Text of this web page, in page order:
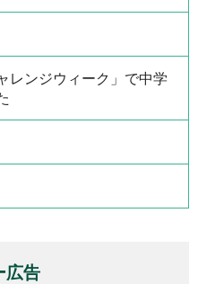
レンジウィーク」で中学
広告